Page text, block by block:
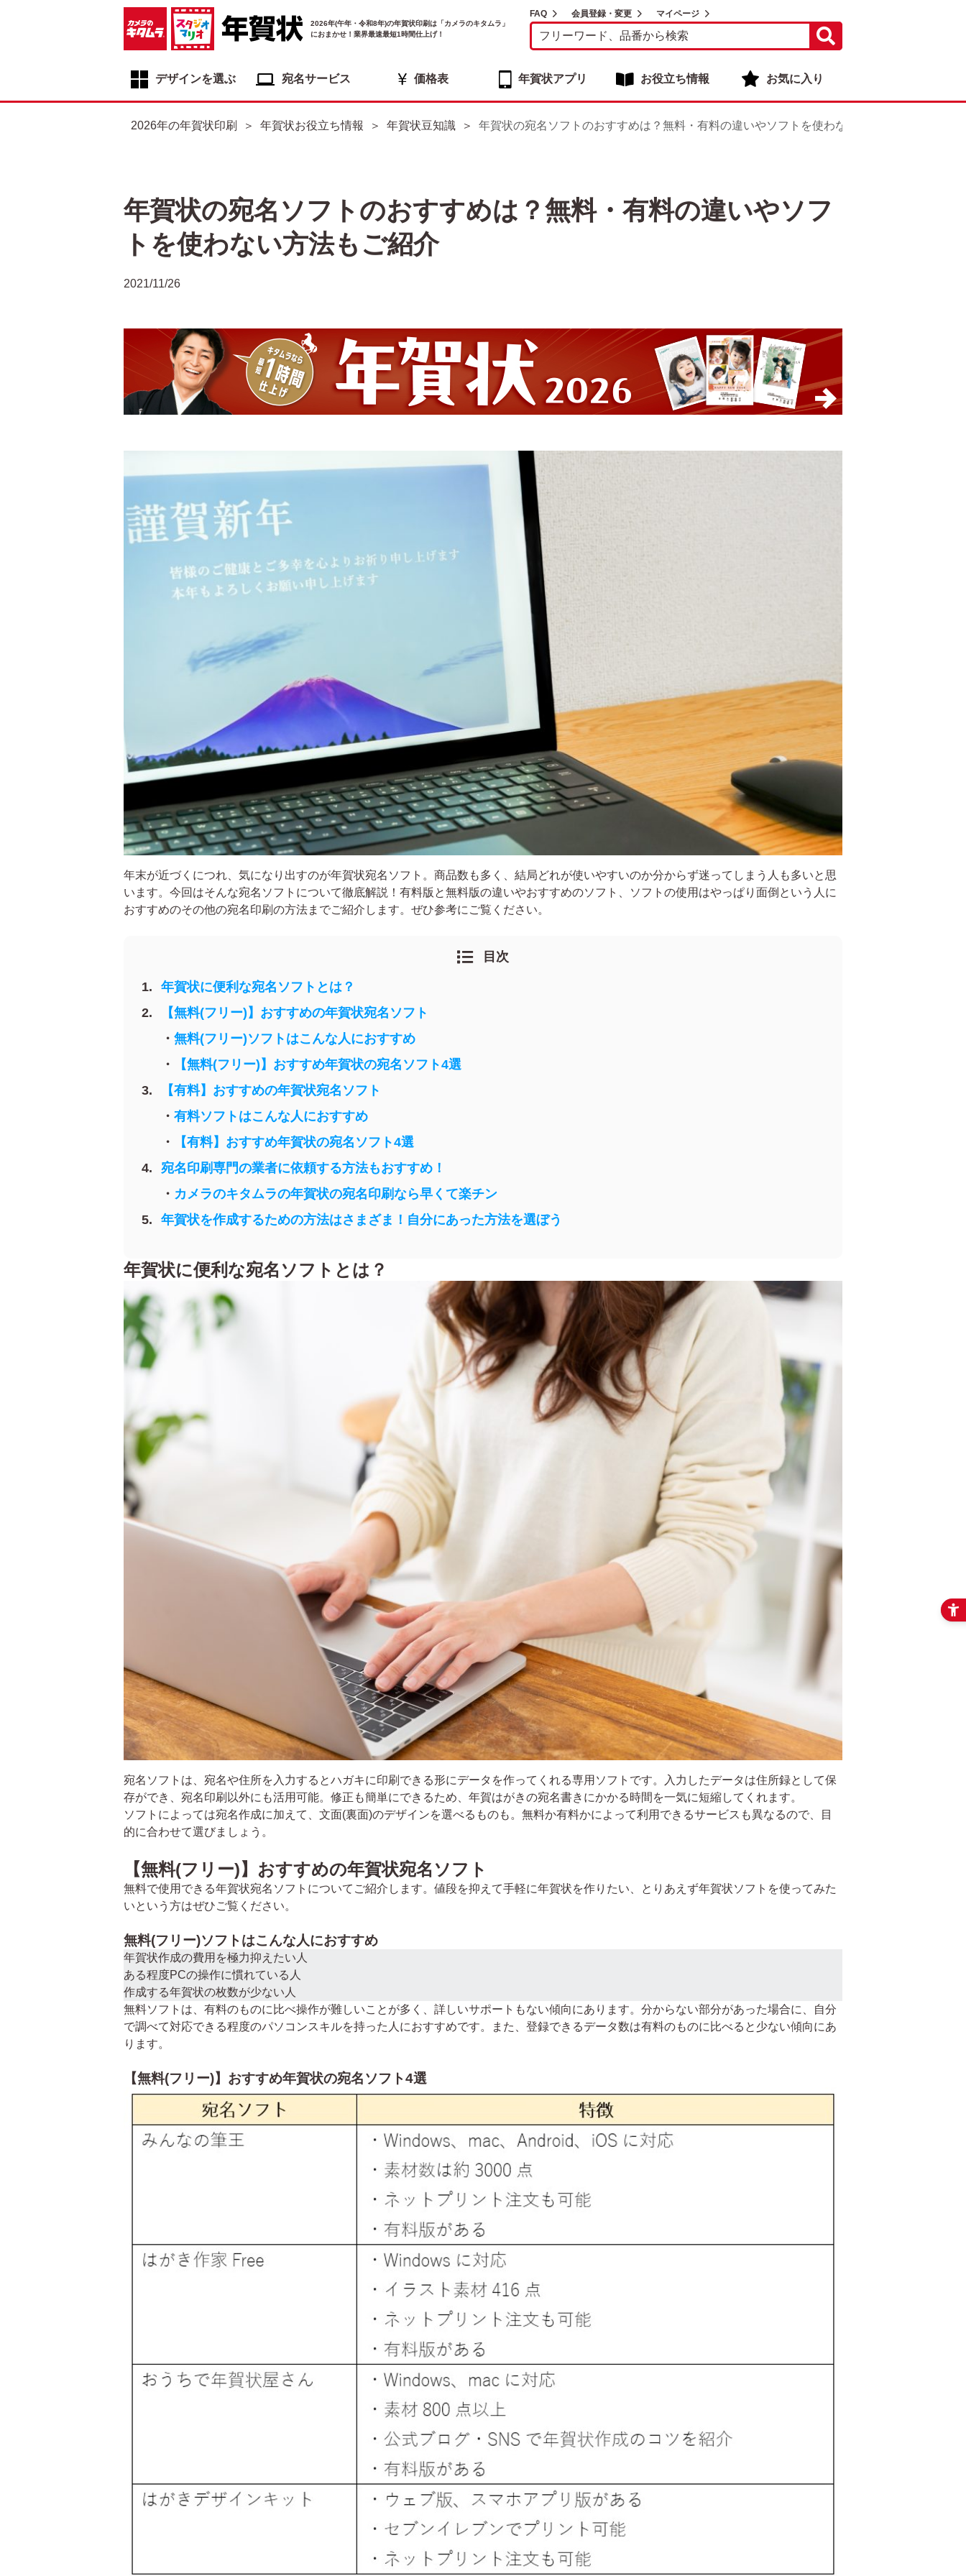
2026年(午年・令和8年)の年賀状印刷は「カメラのキタムラ」
におまかせ！業界最速最短1時間仕上げ！
FAQ 会員登録・変更 マイページ
デザインを選ぶ 宛名サービス 価格表 年賀状アプリ お役立ち情報 お気に入り
イラスト年賀状
フジカラー年賀状
自分でデザインする年賀状
喪中はがき
2026年の年賀状印刷 年賀状お役立ち情報 年賀状豆知識 年賀状の宛名ソフトのおすすめは？無料・有料の違いやソフトを使わない方法もご紹介
年賀状の宛名ソフトのおすすめは？無料・有料の違いやソフ
トを使わない方法もご紹介
2021/11/26
年末が近づくにつれ、気になり出すのが年賀状宛名ソフト。商品数も多く、結局どれが使いやすいのか分からず迷ってしまう人も多いと思
います。今回はそんな宛名ソフトについて徹底解説！有料版と無料版の違いやおすすめのソフト、ソフトの使用はやっぱり面倒という人に
おすすめのその他の宛名印刷の方法までご紹介します。ぜひ参考にご覧ください。
目次
年賀状に便利な宛名ソフトとは？
【無料(フリー)】おすすめの年賀状宛名ソフト
無料(フリー)ソフトはこんな人におすすめ
【無料(フリー)】おすすめ年賀状の宛名ソフト4選
【有料】おすすめの年賀状宛名ソフト
有料ソフトはこんな人におすすめ
【有料】おすすめ年賀状の宛名ソフト4選
宛名印刷専門の業者に依頼する方法もおすすめ！
カメラのキタムラの年賀状の宛名印刷なら早くて楽チン
年賀状を作成するための方法はさまざま！自分にあった方法を選ぼう
年賀状に便利な宛名ソフトとは？
宛名ソフトは、宛名や住所を入力するとハガキに印刷できる形にデータを作ってくれる専用ソフトです。入力したデータは住所録として保
存ができ、宛名印刷以外にも活用可能。修正も簡単にできるため、年賀はがきの宛名書きにかかる時間を一気に短縮してくれます。
ソフトによっては宛名作成に加えて、文面(裏面)のデザインを選べるものも。無料か有料かによって利用できるサービスも異なるので、目
的に合わせて選びましょう。
【無料(フリー)】おすすめの年賀状宛名ソフト
無料で使用できる年賀状宛名ソフトについてご紹介します。値段を抑えて手軽に年賀状を作りたい、とりあえず年賀状ソフトを使ってみた
いという方はぜひご覧ください。
無料(フリー)ソフトはこんな人におすすめ
年賀状作成の費用を極力抑えたい人
ある程度PCの操作に慣れている人
作成する年賀状の枚数が少ない人
無料ソフトは、有料のものに比べ操作が難しいことが多く、詳しいサポートもない傾向にあります。分からない部分があった場合に、自分
で調べて対応できる程度のパソコンスキルを持った人におすすめです。また、登録できるデータ数は有料のものに比べると少ない傾向にあ
ります。
【無料(フリー)】おすすめ年賀状の宛名ソフト4選